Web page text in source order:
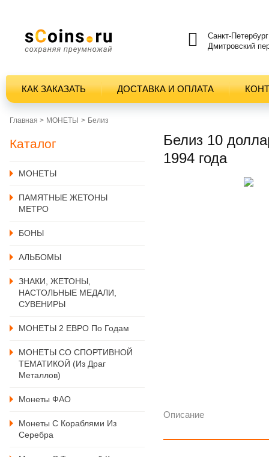
Санкт-Петербург
Дмитровский
КАК ЗАКАЗАТЬ ДОСТАВКА И ОПЛАТА
Главная > MОНЕТЫ Белиз
Каталог
MОНЕТЫ
ПАМЯТНЫЕ ЖЕТОНЫ
МЕТРО
БОНЫ
АЛЬБОМЫ
ЗНАКИ, ЖЕТОНЫ,
НАСТОЛЬНЫЕ МЕДАЛИ,
СУВЕНИРЫ
МОНЕТЫ 2 ЕВРО По Годам
МОНЕТЫ СО СПОРТИВНОЙ
ТЕМАТИКОЙ (из Драг
Металлов)
Монеты ФАО
Монеты С Кораблями Из
Серебра
Белиз 10
1994 года
Описание